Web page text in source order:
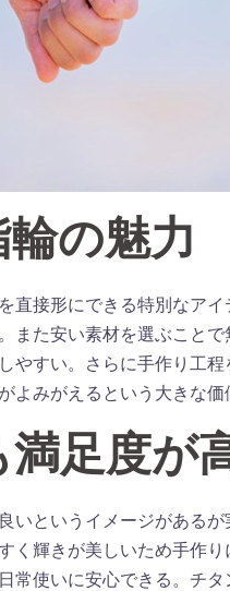
の魅力
直接形にできる特別なア
また安い素材を選ぶこと
やすい。さらに手作り工
みがえるという大きな価
足度が
いというイメージがある
く輝きが美しいため手作
常使いに安心できる。チ